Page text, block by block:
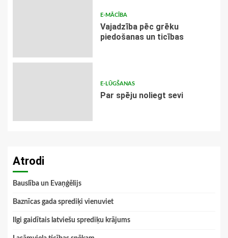
E-MĀCĪBA
Vajadzība pēc grēku
piedošanas un ticības
E-LŪGŠANAS
Par spēju noliegt sevi
Atrodi
Bauslība un Evaņģēlijs
Baznīcas gada sprediķi vienuviet
Ilgi gaidītais latviešu sprediķu krājums